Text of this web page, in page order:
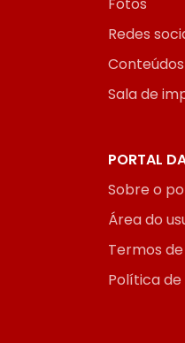
Redes
Sala de
PORTAL
Sobre o
Área do
Termos
Política de